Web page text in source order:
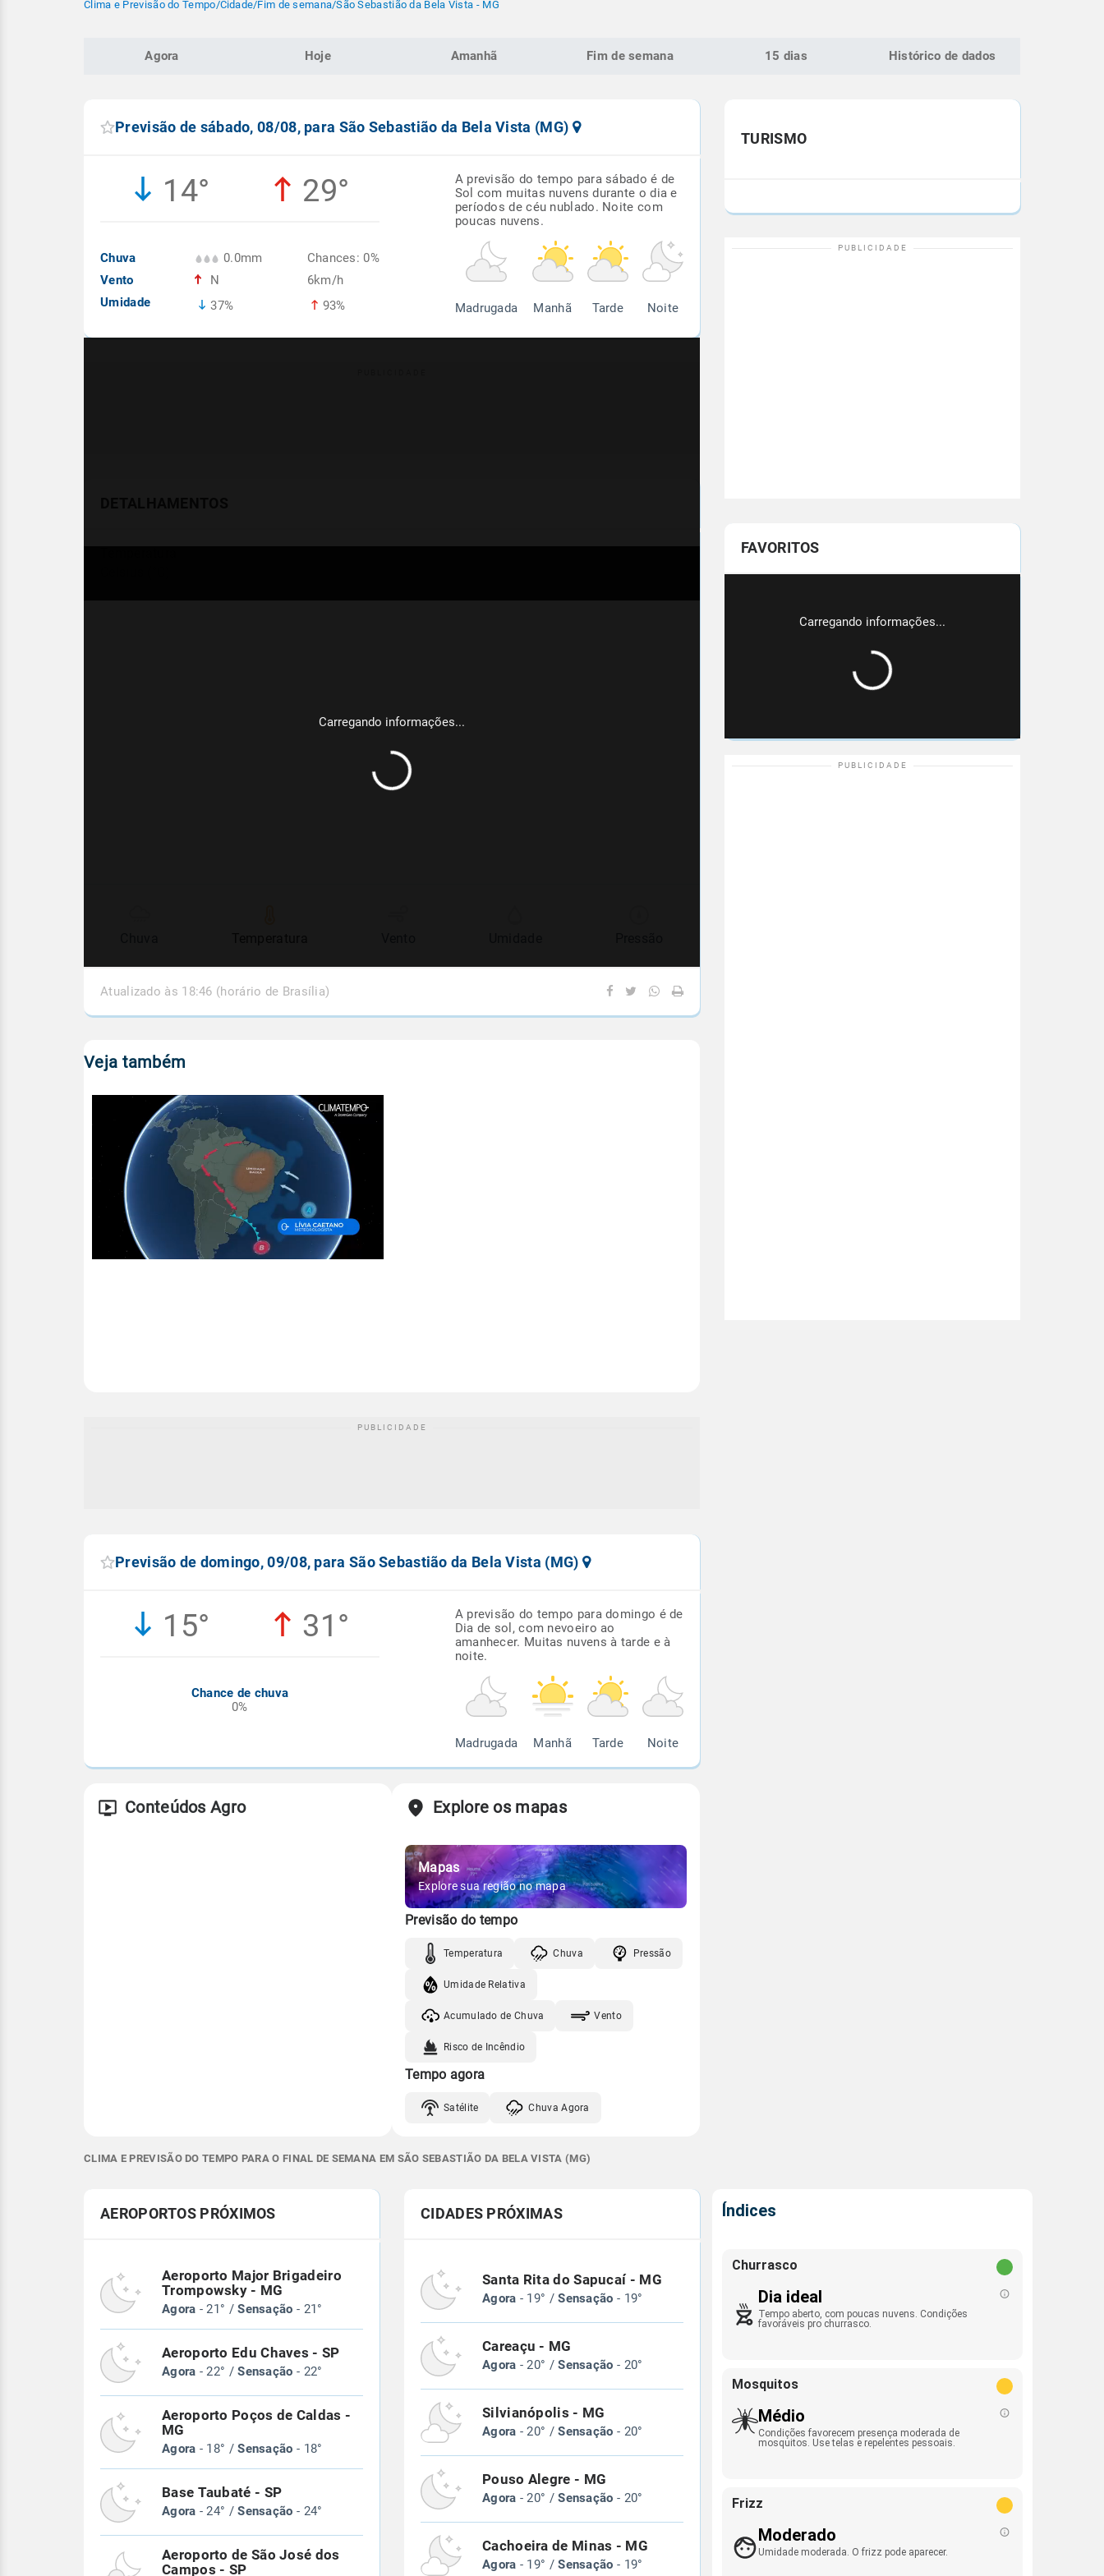
Clima e Previsão do Tempo/Cidade/Fim de semana/São Sebastião da Bela Vista - MG
Agora Hoje Amanhã Fim de semana 15 dias Histórico de dados
Previsão de sábado, 08/08, para São Sebastião da Bela Vista (MG)
14° 29°
Chuva
Vento
Umidade
0.0mm
N
37%
Chances: 0%
6km/h
93%
A previsão do tempo para sábado é de
Sol com muitas nuvens durante o dia e
períodos de céu nublado. Noite com
poucas nuvens.
Madrugada Manhã Tarde Noite
Atualizado às 18:46 (horário de Brasília)
Veja também
Previsão de domingo, 09/08, para São Sebastião da Bela Vista (MG)
15° 31°
Chance de chuva
0%
A previsão do tempo para domingo é de
Dia de sol, com nevoeiro ao
amanhecer. Muitas nuvens à tarde e à
noite.
Madrugada Manhã Tarde Noite
Conteúdos Agro Explore os mapas
Mapas
Explore sua região no mapa
Previsão do tempo
Temperatura Chuva Pressão
Umidade Relativa
Acumulado de Chuva Vento
Risco de Incêndio
Tempo agora
Satélite Chuva Agora
TURISMO
FAVORITOS
CLIMA E PREVISÃO DO TEMPO PARA O FINAL DE SEMANA EM SÃO SEBASTIÃO DA BELA VISTA (MG)
AEROPORTOS PRÓXIMOS
Aeroporto Major Brigadeiro
Trompowsky - MG
Agora - 21° /Sensação - 21°
Aeroporto Edu Chaves - SP
Agora - 22° /Sensação - 22°
Aeroporto Poços de Caldas -
MG
Agora - 18° /Sensação - 18°
Base Taubaté - SP
Agora - 24° /Sensação - 24°
Aeroporto de São José dos
Campos - SP
CIDADES PRÓXIMAS
Santa Rita do Sapucaí - MG
Agora - 19° /Sensação - 19°
Careaçu - MG
Agora - 20° /Sensação - 20°
Silvianópolis - MG
Agora - 20° /Sensação - 20°
Pouso Alegre - MG
Agora - 20° /Sensação - 20°
Cachoeira de Minas - MG
Agora - 19° /Sensação - 19°
Índices
Churrasco
Dia ideal
Tempo aberto, com poucas nuvens. Condições
favoráveis pro churrasco.
Mosquitos
Médio
Condições favorecem presença moderada de
mosquitos. Use telas e repelentes pessoais.
Frizz
Moderado
Umidade moderada. O frizz pode aparecer.